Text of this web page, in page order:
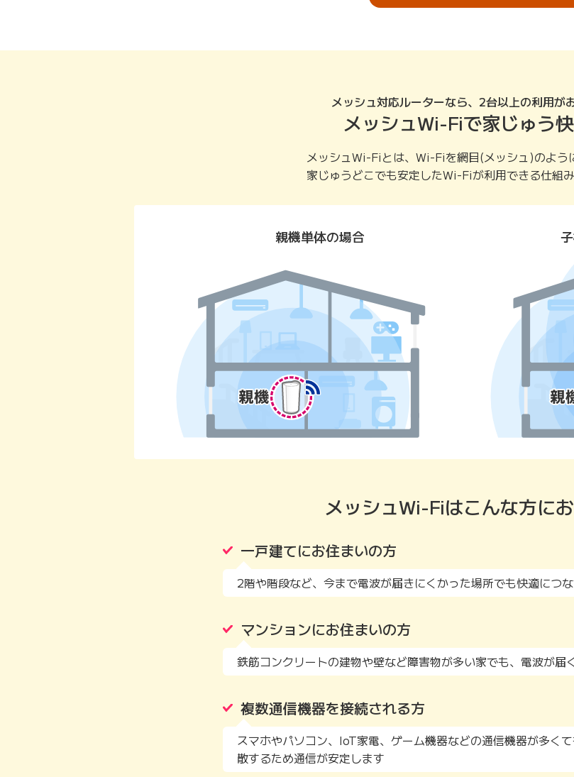
メッシュ対応ルーターなら、2台以上の利用が
メッシュWi-Fiで家じゅう快
メッシュWi-Fiとは、Wi-Fiを網目(メッシュ)のよう
家じゅうどこでも安定したWi-Fiが利用できる仕組み
親機単体の場合
メッシュWi-Fiはこんな方に
一戸建てにお住まいの方
2階や階段など、今まで電波が届きにくかった場所でも快適につ
マンションにお住まいの方
鉄筋コンクリートの建物や壁など障害物が多い家でも、電波が届
複数通信機器を接続される方
スマホやパソコン、IoT家電、ゲーム機器などの通信機器が多く
散するため通信が安定します